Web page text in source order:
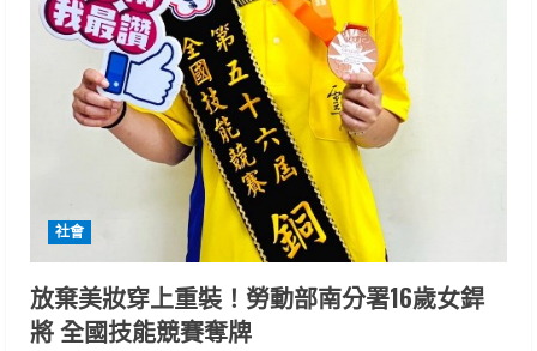
社會
放棄美妝穿上重裝！勞動部南分署16歲女銲
將 全國技能競賽奪牌